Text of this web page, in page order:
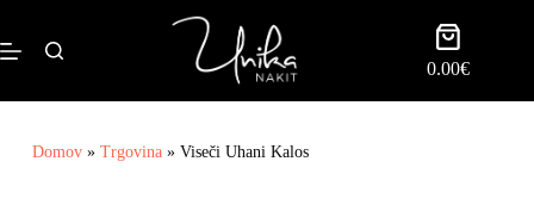
0.00€
Domov» Trgovina» Viseči Uhani Kalos